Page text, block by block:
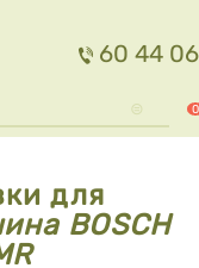
60 44 06
0
для
BOSCH